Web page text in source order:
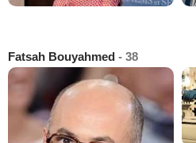
Fatsah Bouyahmed - 38